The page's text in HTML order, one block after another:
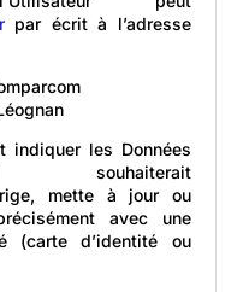
par écrit à l’adresse
indiquer les Données
souhaiterait
mette à jour ou
avec une
(carte d’identité ou